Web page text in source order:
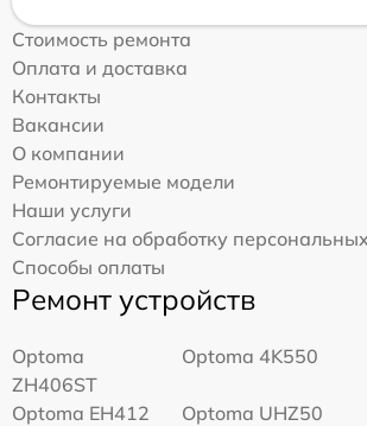
Стоимость ремонта
Оплата и доставка
Контакты
Вакансии
О компании
Ремонтируемые модели
Наши услуги
Согласие на обработку
Способы оплаты
Ремонт устройств
Optoma
ZH406ST
Optoma 4K550
Optoma EH412
Optoma UHZ50